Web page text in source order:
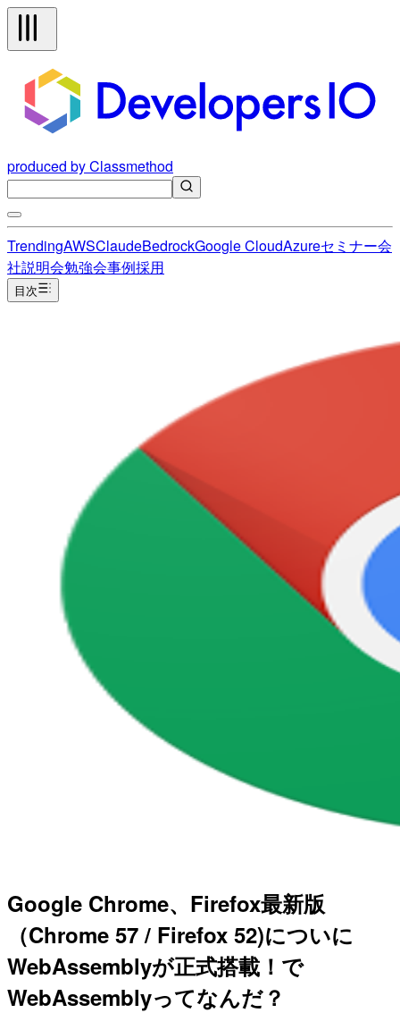
produced by Classmethod
TrendingAWSClaudeBedrockGoogle CloudAzureセミナー会
社説明会勉強会事例採用
目次
Google Chrome、Firefox最新版
（Chrome 57 / Firefox 52)についに
WebAssemblyが正式搭載！で
WebAssemblyってなんだ？